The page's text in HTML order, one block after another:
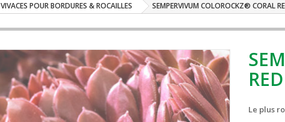
VIVACES POUR BORDURES & ROCAILLES SEMPERVIVUM COLOROCKZ® CORAL
RED
Le plus